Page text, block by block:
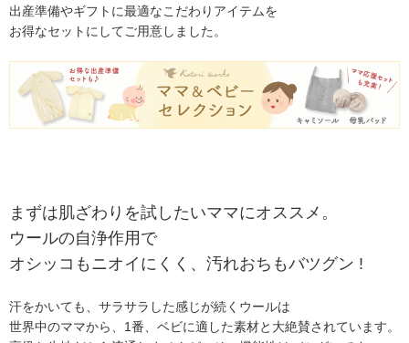
出産準備やギフトに最適なこだわりアイテムを
お得なセットにしてご用意しました。
まずは肌ざわりを試したいママにオススメ。
ウールの自浄作用で
オシッコもニオイにくく、汚れおちもバツグン !
汗をかいても、サラサラした感じが続くウールは
世界中のママから、1番、ベビに適した素材と大絶賛されています。